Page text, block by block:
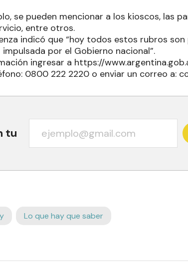
se pueden mencionar a los kioscos, las
entre otros.
indicó que “hoy todos estos rubros
por el Gobierno nacional”.
ingresar a https://
0800 222 2220 o enviar un correo a:
tu
Lo que hay que saber